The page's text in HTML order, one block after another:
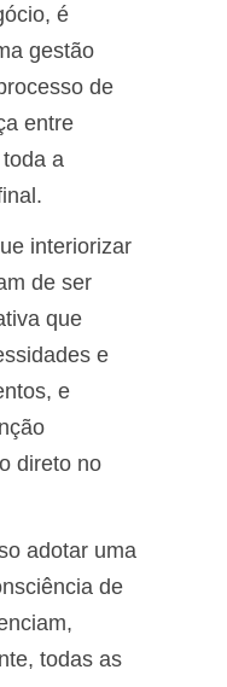
é
gestão
de
entre
a
interiorizar
de ser
que
e
e
direto no
adotar uma
de
todas as